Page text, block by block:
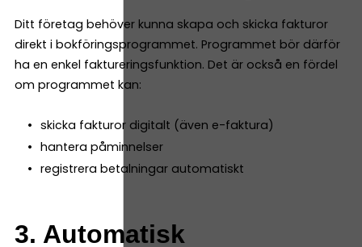
Ditt företag behöver kunna skapa och skicka fakturor
direkt i bokföringsprogrammet. Programmet bör därför
ha en enkel faktureringsfunktion. Det är också en fördel
om programmet kan:
skicka fakturor digitalt (även e-faktura)
hantera påminnelser
registrera betalningar automatiskt
3. Automatisk